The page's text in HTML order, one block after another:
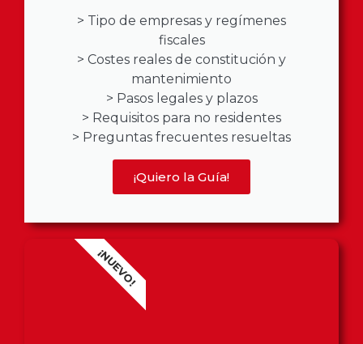
> Tipo de empresas y regímenes
fiscales
> Costes reales de constitución y
mantenimiento
> Pasos legales y plazos
> Requisitos para no residentes
> Preguntas frecuentes resueltas
¡Quiero la Guía!
¡NUEVO!